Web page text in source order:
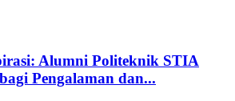
Alumni Politeknik STIA
Pengalaman dan...